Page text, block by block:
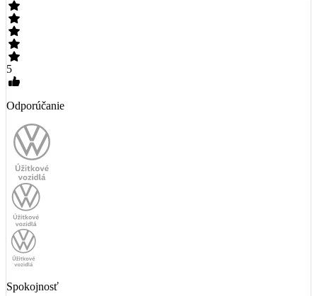
5
Odporúčanie
Spokojnosť